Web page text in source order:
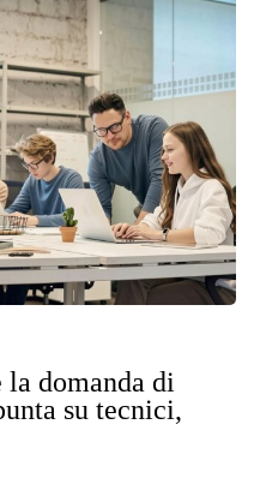
la domanda di
su tecnici,